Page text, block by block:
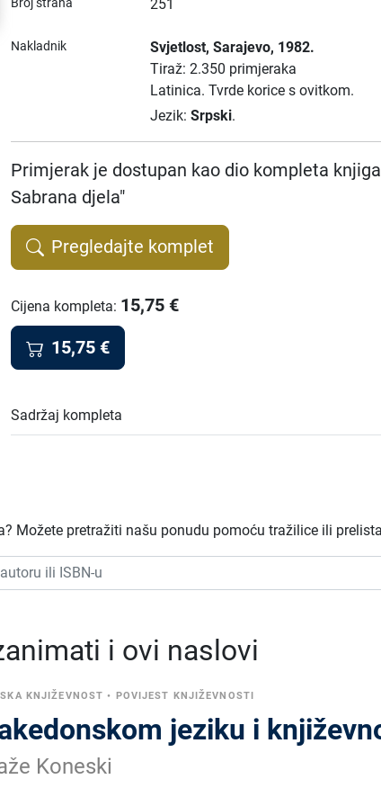
251
Nakladnik Svjetlost, Sarajevo, 1982.
Tiraž: 2.350 primjeraka
Latinica. Tvrde korice s ovitkom.
Jezik: Srpski.
Primjerak je dostupan kao dio kompleta
Sabrana djela"
Pregledajte komplet
Cijena kompleta: 15,75 €
15,75 €
Sadržaj kompleta
Možete pretražiti našu ponudu pomoću tražilice ili
i ovi naslovi
KNJIŽEVNOST • POVIJEST KNJIŽEVNOSTI
jeziku i
Koneski